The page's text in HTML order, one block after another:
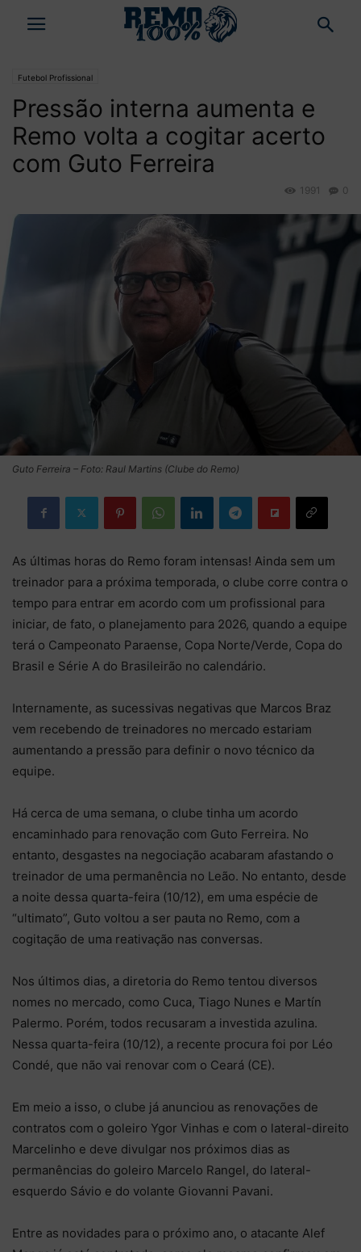
Futebol Profissional
Pressão interna aumenta e
Remo volta a cogitar acerto
com Guto Ferreira
0
1991
Guto Ferreira – Foto: Raul Martins (Clube do Remo)
As últimas horas do Remo foram intensas! Ainda sem um
treinador para a próxima temporada, o clube corre contra o
tempo para entrar em acordo com um profissional para
iniciar, de fato, o planejamento para 2026, quando a equipe
terá o Campeonato Paraense, Copa Norte/Verde, Copa do
Brasil e Série A do Brasileirão no calendário.
Internamente, as sucessivas negativas que Marcos Braz
vem recebendo de treinadores no mercado estariam
aumentando a pressão para definir o novo técnico da
equipe.
Há cerca de uma semana, o clube tinha um acordo
encaminhado para renovação com Guto Ferreira. No
entanto, desgastes na negociação acabaram afastando o
treinador de uma permanência no Leão. No entanto, desde
a noite dessa quarta-feira (10/12), em uma espécie de
“ultimato”, Guto voltou a ser pauta no Remo, com a
cogitação de uma reativação nas conversas.
Nos últimos dias, a diretoria do Remo tentou diversos
nomes no mercado, como Cuca, Tiago Nunes e Martín
Palermo. Porém, todos recusaram a investida azulina.
Nessa quarta-feira (10/12), a recente procura foi por Léo
Condé, que não vai renovar com o Ceará (CE).
Em meio a isso, o clube já anunciou as renovações de
contratos com o goleiro Ygor Vinhas e com o lateral-direito
Marcelinho e deve divulgar nos próximos dias as
permanências do goleiro Marcelo Rangel, do lateral-
esquerdo Sávio e do volante Giovanni Pavani.
Entre as novidades para o próximo ano, o atacante Alef